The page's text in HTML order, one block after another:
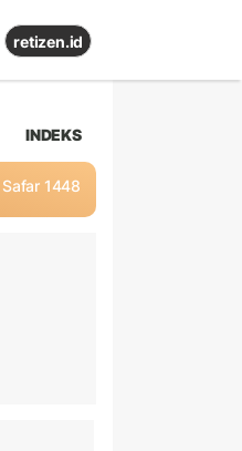
retizen.id
INDEKS
Safar 1448